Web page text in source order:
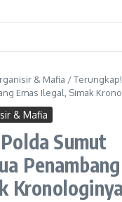
& Mafia /
Emas Ilegal, Simak
& Mafia
Sumut
Kronologinya